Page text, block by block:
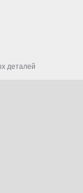
деталей